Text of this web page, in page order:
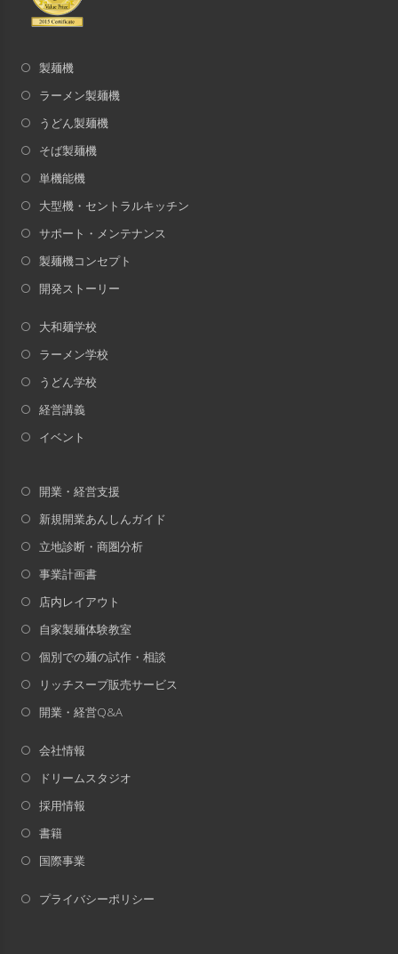
製麺機
ラーメン製麺機
うどん製麺機
そば製麺機
単機能機
大型機・セントラルキッチン
サポート・メンテナンス
製麺機コンセプト
開発ストーリー
大和麺学校
ラーメン学校
うどん学校
経営講義
イベント
開業・経営支援
新規開業あんしんガイド
立地診断・商圏分析
事業計画書
店内レイアウト
自家製麺体験教室
個別での麺の試作・相談
リッチスープ販売サービス
開業・経営Q&A
会社情報
ドリームスタジオ
採用情報
書籍
国際事業
プライバシーポリシー